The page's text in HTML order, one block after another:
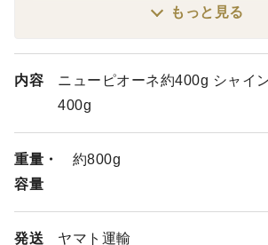
送り主が分からなくなってしまいます。
尚、名入れに関しましては出産祝い以外
んので、ご要望いただいても表書きのみ
ただきます。
う事がございますがご了承ください。
もっと見る
内容
ニューピオーネ約400g シャイ
400g
重量・
容量
約800g
発送 ヤマト運輸